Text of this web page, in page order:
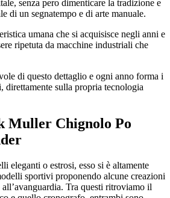
senza pero dimenticare la tradizione e
di un segnatempo e di arte manuale.
umana che si acquisisce negli anni e
ripetuta da macchine industriali che
di questo dettaglio e ogni anno forma i
sulla propria tecnologia
Muller Chignolo Po
eleganti o estrosi, esso si è altamente
sportivi proponendo alcune creazioni
Tra questi ritroviamo il